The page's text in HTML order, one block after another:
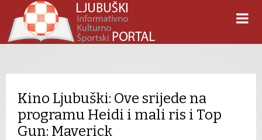
Kino Ljubuški: Ove srijede na
programu Heidi i mali ris i Top
Gun: Maverick